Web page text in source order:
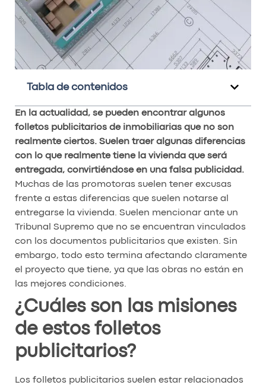
Tabla de contenidos
En la actualidad, se pueden encontrar algunos
folletos publicitarios de inmobiliarias que no son
realmente ciertos. Suelen traer algunas diferencias
con lo que realmente tiene la vivienda que será
entregada, convirtiéndose en una falsa publicidad.
Muchas de las promotoras suelen tener excusas
frente a estas diferencias que suelen notarse al
entregarse la vivienda. Suelen mencionar ante un
Tribunal Supremo que no se encuentran vinculados
con los documentos publicitarios que existen. Sin
embargo, todo esto termina afectando claramente
el proyecto que tiene, ya que las obras no están en
las mejores condiciones.
¿Cuáles son las misiones
de estos folletos
publicitarios?
Los folletos publicitarios suelen estar relacionados